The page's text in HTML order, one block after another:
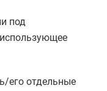
под
его отдельные